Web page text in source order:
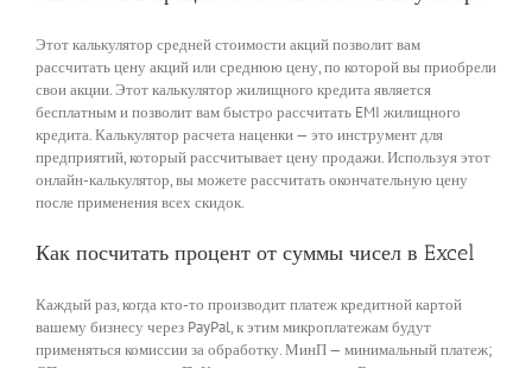
Этот калькулятор средней стоимости акций позволит вам
рассчитать цену акций или среднюю цену, по которой вы приобрели
свои акции. Этот калькулятор жилищного кредита является
бесплатным и позволит вам быстро рассчитать EMI жилищного
кредита. Калькулятор расчета наценки — это инструмент для
предприятий, который рассчитывает цену продажи. Используя этот
онлайн-калькулятор, вы можете рассчитать окончательную цену
после применения всех скидок.
Как посчитать процент от суммы чисел в Excel
Каждый раз, когда кто-то производит платеж кредитной картой
вашему бизнесу через PayPal, к этим микроплатежам будут
применяться комиссии за обработку. МинП — минимальный платеж;